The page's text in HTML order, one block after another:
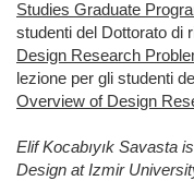
Studies Graduate
studenti del Dottorato di
Design Research
lezione per gli studenti
Overview of Design
Elif Kocabıyık Savasta
Design at Izmir